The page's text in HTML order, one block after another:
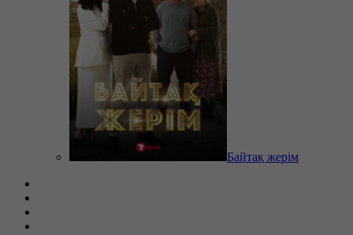
Байтақ жерім